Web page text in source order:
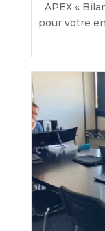
APEX «
pour votre